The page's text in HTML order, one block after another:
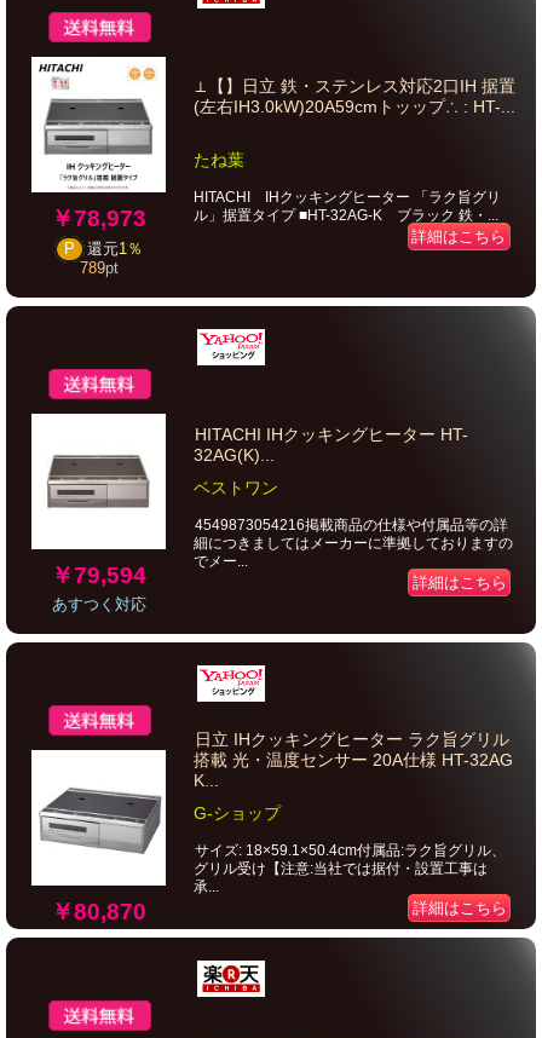
￥78,973
P 還元1％
789pt
⊥【】日立 鉄・ステンレス対応2口IH 据置
(左右IH3.0kW)20A59cmトッップ∴ : HT-...
たね葉
HITACHI IHクッキングヒーター 「ラク旨グリ
ル」据置タイプ ■HT-32AG-K ブラック 鉄・...
詳細はこちら
￥79,594
あすつく対応
HITACHI IHクッキングヒーター HT-
32AG(K)...
ベストワン
4549873054216掲載商品の仕様や付属品等の詳
細につきましてはメーカーに準拠しておりますの
でメー...
詳細はこちら
￥80,870
日立 IHクッキングヒーター ラク旨グリル
搭載 光・温度センサー 20A仕様 HT-32AG
K...
G-ショップ
サイズ: 18×59.1×50.4cm付属品:ラク旨グリル、
グリル受け【注意:当社では据付・設置工事は
承...
詳細はこちら